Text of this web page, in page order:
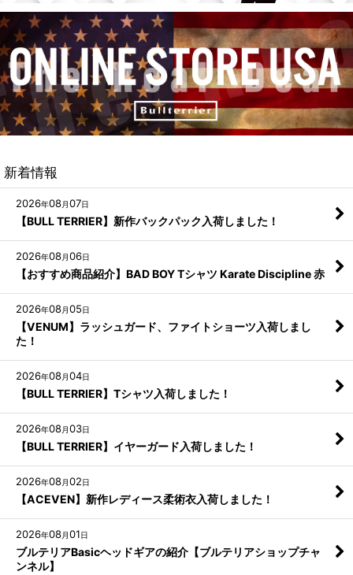
新着情報
2026年08月07日
【BULL TERRIER】新作バックパック入荷しました！
2026年08月06日
【おすすめ商品紹介】BAD BOY Tシャツ Karate Discipline 赤
2026年08月05日
【VENUM】ラッシュガード、ファイトショーツ入荷しまし
た！
2026年08月04日
【BULL TERRIER】Tシャツ入荷しました！
2026年08月03日
【BULL TERRIER】イヤーガード入荷しました！
2026年08月02日
【ACEVEN】新作レディース柔術衣入荷しました！
2026年08月01日
ブルテリアBasicヘッドギアの紹介【ブルテリアショップチャ
ンネル】